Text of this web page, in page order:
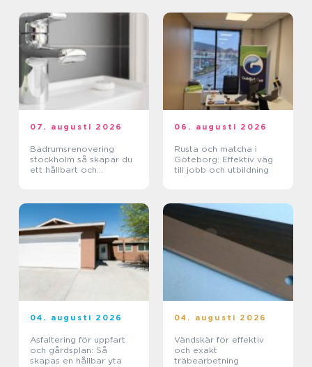
07. augusti 2026
Badrumsrenovering
stockholm så skapar du
ett hållbart och
06. augusti 2026
Rusta och matcha i
Göteborg: Effektiv väg
till jobb och utbildning
04. augusti 2026
Asfaltering för uppfart
och gårdsplan: Så
skapas en hållbar yta
04. augusti 2026
Vändskär för effektiv
och exakt
träbearbetning